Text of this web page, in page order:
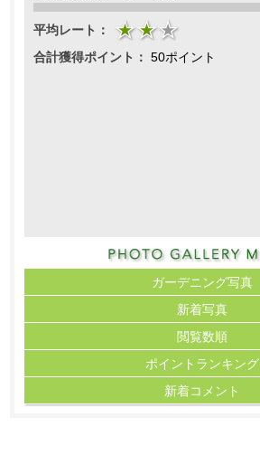
平均レート：
合計獲得ポイント： 50ポイント
ガーデニング写真
新着写真
閲覧数順
ポイント ランキング
新着コメント